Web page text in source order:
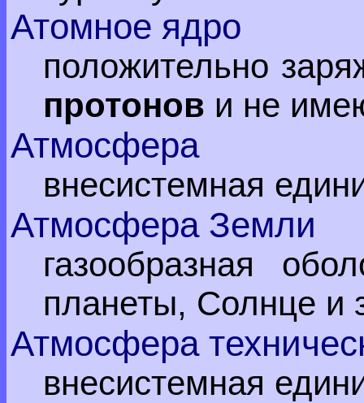
Атомное ядро
положительно
протонов и не
Атмосфера
внесистемная
Атмосфера Земли
газообразная
планеты, Солнце и
Атмосфера
внесистемная